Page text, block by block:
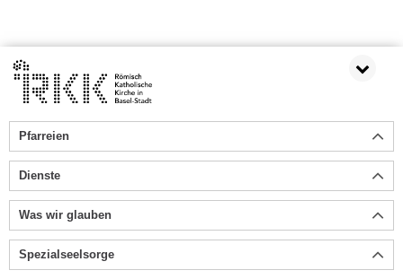
Pfarreien
Dienste
Was wir glauben
Spezialseelsorge